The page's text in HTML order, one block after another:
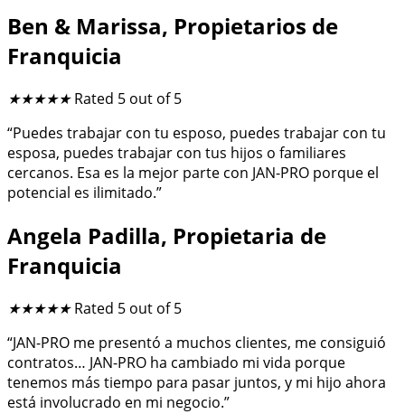
Ben & Marissa, Propietarios de
Franquicia
★★★★★ Rated 5 out of 5
“Puedes trabajar con tu esposo, puedes trabajar con tu
esposa, puedes trabajar con tus hijos o familiares
cercanos. Esa es la mejor parte con JAN-PRO porque el
potencial es ilimitado.”
Angela Padilla, Propietaria de
Franquicia
★★★★★ Rated 5 out of 5
“JAN-PRO me presentó a muchos clientes, me consiguió
contratos… JAN-PRO ha cambiado mi vida porque
tenemos más tiempo para pasar juntos, y mi hijo ahora
está involucrado en mi negocio.”